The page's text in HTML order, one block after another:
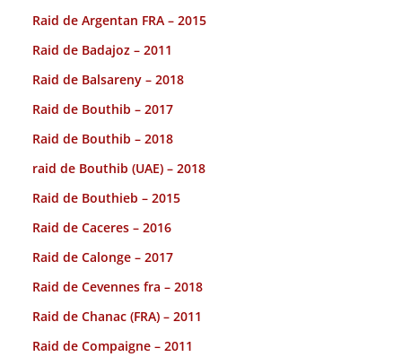
Raid de Argentan FRA – 2015
Raid de Badajoz – 2011
Raid de Balsareny – 2018
Raid de Bouthib – 2017
Raid de Bouthib – 2018
raid de Bouthib (UAE) – 2018
Raid de Bouthieb – 2015
Raid de Caceres – 2016
Raid de Calonge – 2017
Raid de Cevennes fra – 2018
Raid de Chanac (FRA) – 2011
Raid de Compaigne – 2011